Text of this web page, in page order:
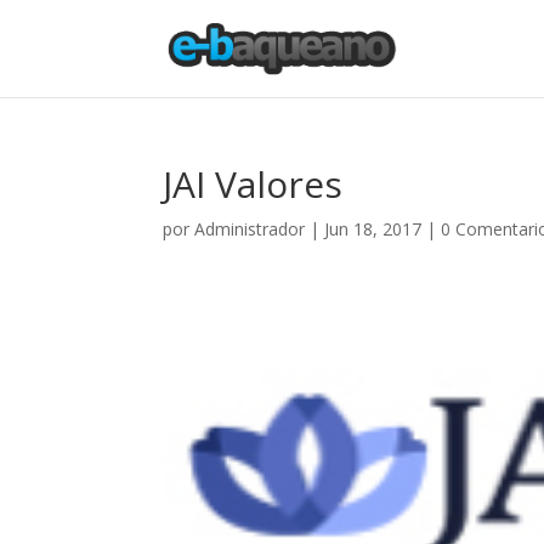
JAI Valores
porAdministrador | Jun 18, 2017 | 0